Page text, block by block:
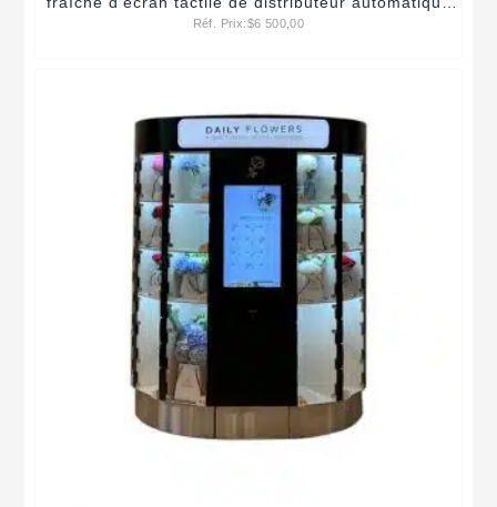
de nourriture fraîche
Réf. Prix:$6 500,00